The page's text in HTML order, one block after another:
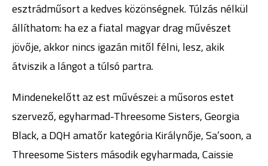
esztrádműsort a kedves közönségnek. Túlzás nélkül
állíthatom: ha ez a fiatal magyar drag művészet
jövője, akkor nincs igazán mitől félni, lesz, akik
átviszik a lángot a túlsó partra.
Mindenekelőtt az est művészei: a műsoros estet
szervező, egyharmad-Threesome Sisters, Georgia
Black, a DQH amatőr kategória Királynője, Sa’soon, a
Threesome Sisters második egyharmada, Caissie